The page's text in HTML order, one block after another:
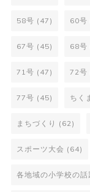
58号 (47) 60号
67号 (45) 68号
71号 (47) 72号
77号 (45) ちく
まちづくり (62)
スポーツ大会 (64)
各地域の小学校の話